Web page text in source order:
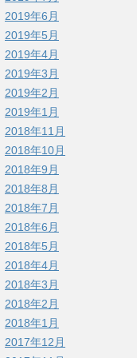
2019年6月
2019年5月
2019年4月
2019年3月
2019年2月
2019年1月
2018年11月
2018年10月
2018年9月
2018年8月
2018年7月
2018年6月
2018年5月
2018年4月
2018年3月
2018年2月
2018年1月
2017年12月